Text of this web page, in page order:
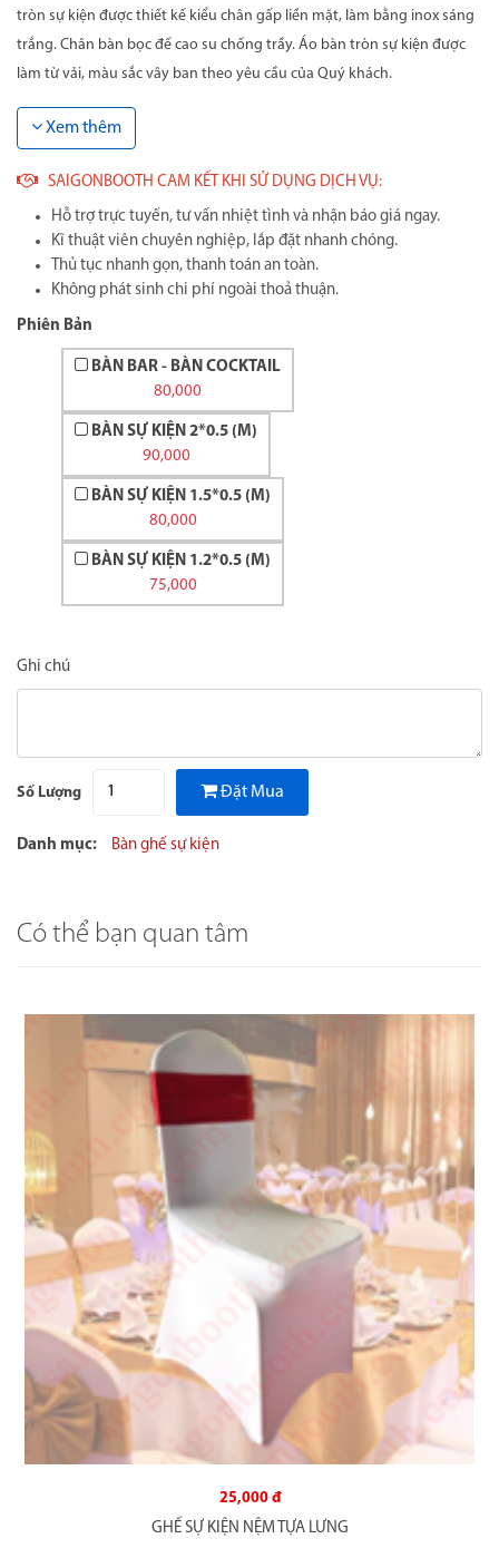
tròn sự kiện được thiết kế kiểu chân gấp liền mặt, làm bằng inox sáng
trắng. Chân bàn bọc đế cao su chống trầy. Áo bàn tròn sự kiện được
làm từ vải, màu sắc vây ban theo yêu cầu của Quý khách.
Xem thêm
SAIGONBOOTH CAM KẾT KHI SỬ DỤNG DỊCH VỤ:
Hỗ trợ trực tuyến, tư vấn nhiệt tình và nhận báo giá ngay.
Kĩ thuật viên chuyên nghiệp, lắp đặt nhanh chóng.
Thủ tục nhanh gọn, thanh toán an toàn.
Không phát sinh chi phí ngoài thoả thuận.
Phiên Bản
BÀN BAR - BÀN COCKTAIL
80,000
BÀN SỰ KIỆN 2*0.5 (M)
90,000
BÀN SỰ KIỆN 1.5*0.5 (M)
80,000
BÀN SỰ KIỆN 1.2*0.5 (M)
75,000
Ghi chú
Số Lượng Đặt Mua
Danh mục: Bàn ghế sự kiện
Có thể bạn quan tâm
25,000 đ
GHẾ SỰ KIỆN NỆM TỰA LƯNG